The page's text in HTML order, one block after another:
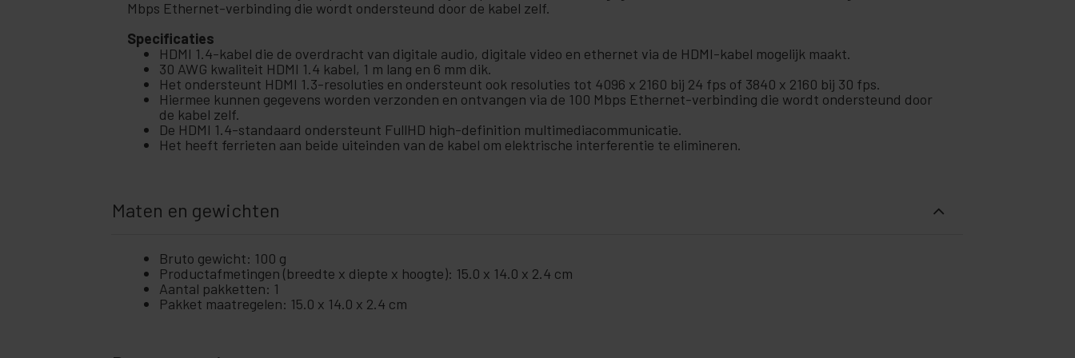
Mbps Ethernet-verbinding die wordt ondersteund door de kabel zelf.
Specificaties
HDMI 1.4-kabel die de overdracht van digitale audio, digitale video en ethernet via de HDMI-kabel mogelijk maakt.
30 AWG kwaliteit HDMI 1.4 kabel, 1 m lang en 6 mm dik.
Het ondersteunt HDMI 1.3-resoluties en ondersteunt ook resoluties tot 4096 x 2160 bij 24 fps of 3840 x 2160 bij 30 fps.
Hiermee kunnen gegevens worden verzonden en ontvangen via de 100 Mbps Ethernet-verbinding die wordt ondersteund door
de kabel zelf.
De HDMI 1.4-standaard ondersteunt FullHD high-definition multimediacommunicatie.
Het heeft ferrieten aan beide uiteinden van de kabel om elektrische interferentie te elimineren.
Maten en gewichten
Bruto gewicht: 100 g
Productafmetingen (breedte x diepte x hoogte): 15.0 x 14.0 x 2.4 cm
Aantal pakketten: 1
Pakket maatregelen: 15.0 x 14.0 x 2.4 cm